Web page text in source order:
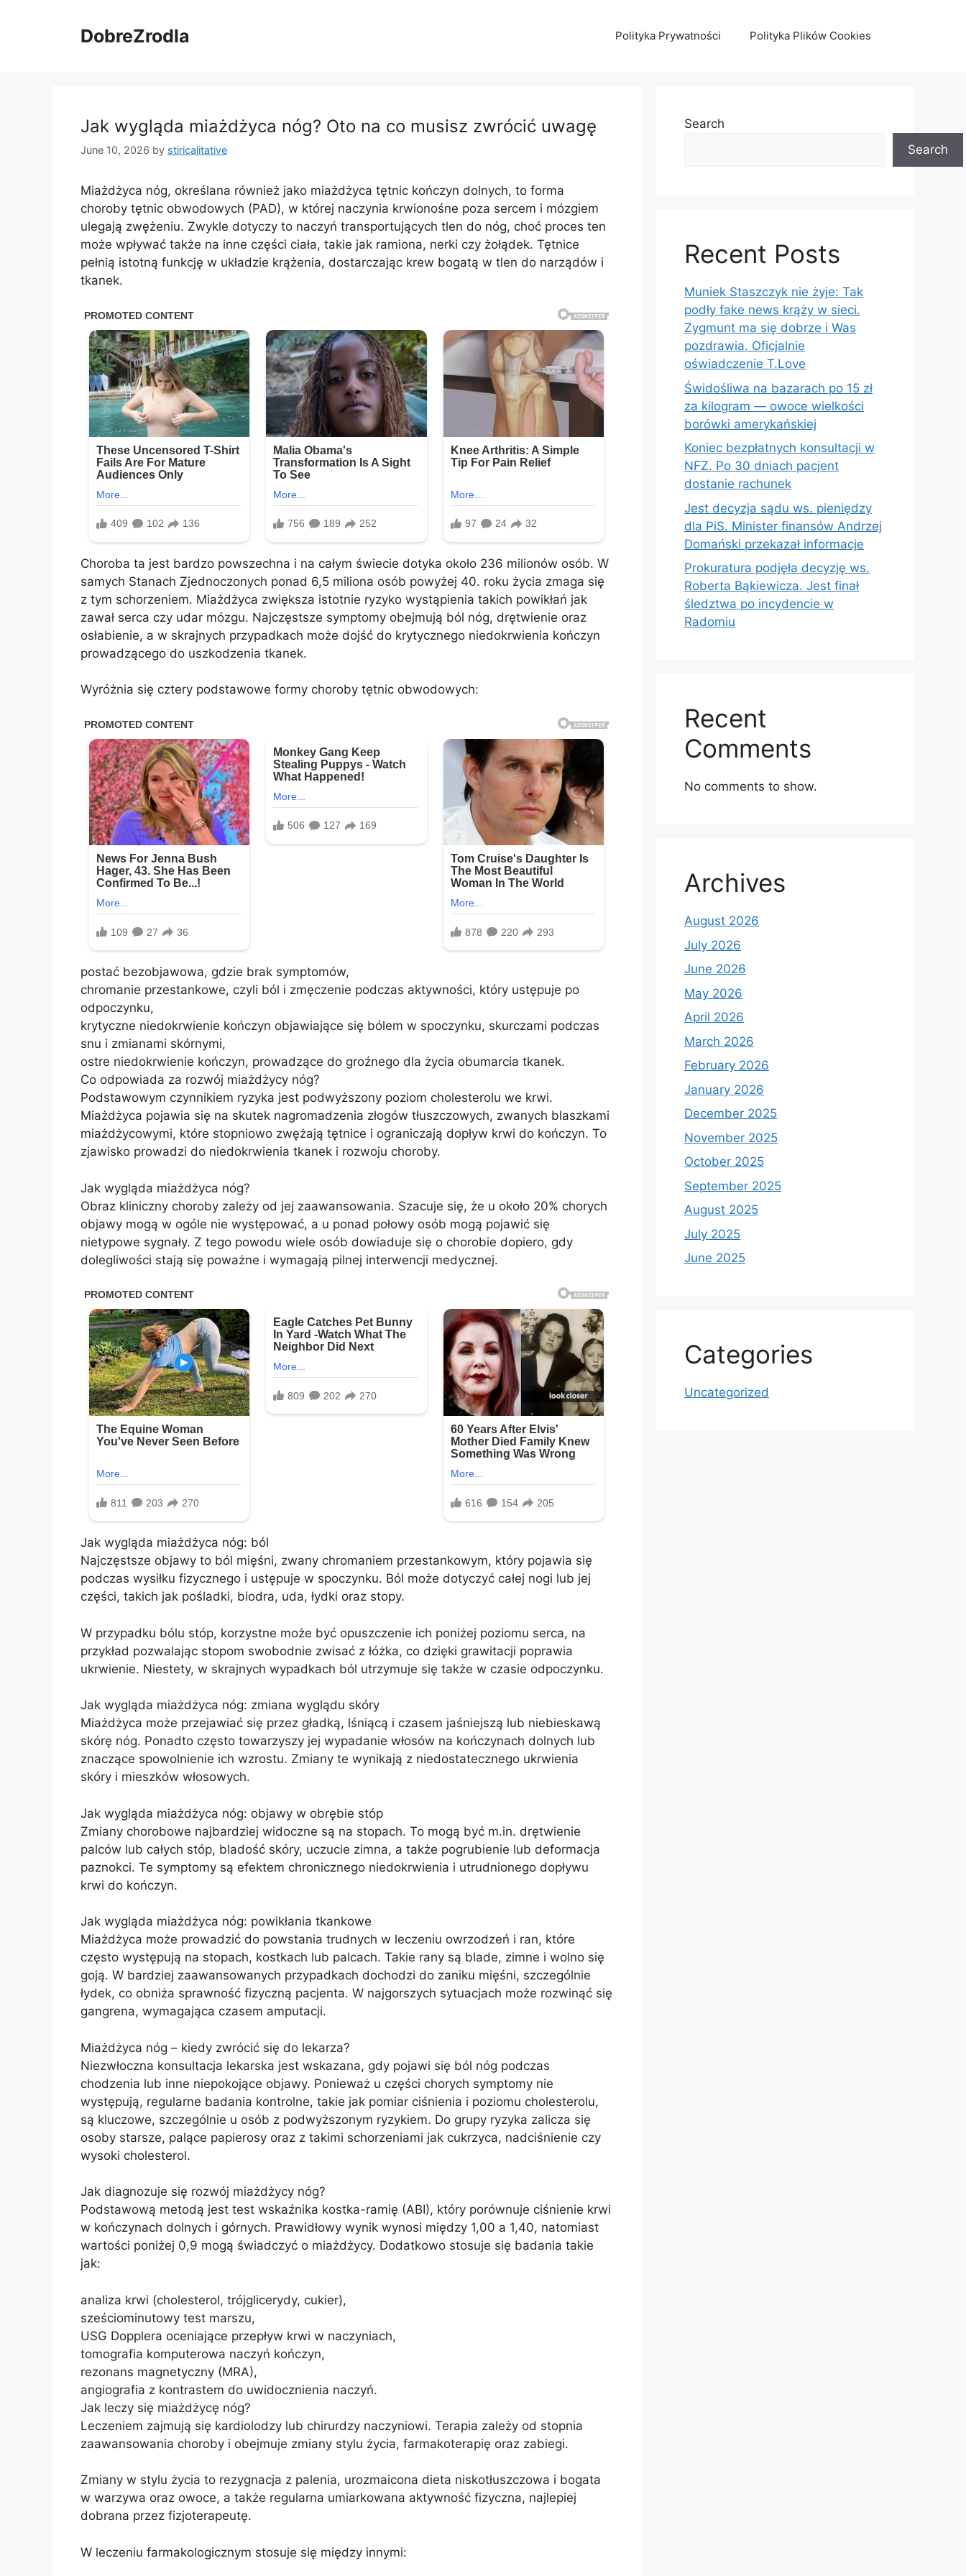
DobreZrodla Polityka Prywatności Polityka Plików Cookies
Jak wygląda miażdżyca nóg? Oto na co musisz zwrócić uwagę
June 10, 2026 by stiricalitative
Miażdżyca nóg, określana również jako miażdżyca tętnic kończyn dolnych, to forma
choroby tętnic obwodowych (PAD), w której naczynia krwionośne poza sercem i mózgiem
ulegają zwężeniu. Zwykle dotyczy to naczyń transportujących tlen do nóg, choć proces ten
może wpływać także na inne części ciała, takie jak ramiona, nerki czy żołądek. Tętnice
pełnią istotną funkcję w układzie krążenia, dostarczając krew bogatą w tlen do narządów i
tkanek.
Choroba ta jest bardzo powszechna i na całym świecie dotyka około 236 milionów osób. W
samych Stanach Zjednoczonych ponad 6,5 miliona osób powyżej 40. roku życia zmaga się
z tym schorzeniem. Miażdżyca zwiększa istotnie ryzyko wystąpienia takich powikłań jak
zawał serca czy udar mózgu. Najczęstsze symptomy obejmują ból nóg, drętwienie oraz
osłabienie, a w skrajnych przypadkach może dojść do krytycznego niedokrwienia kończyn
prowadzącego do uszkodzenia tkanek.
Wyróżnia się cztery podstawowe formy choroby tętnic obwodowych:
postać bezobjawowa, gdzie brak symptomów,
chromanie przestankowe, czyli ból i zmęczenie podczas aktywności, który ustępuje po
odpoczynku,
krytyczne niedokrwienie kończyn objawiające się bólem w spoczynku, skurczami podczas
snu i zmianami skórnymi,
ostre niedokrwienie kończyn, prowadzące do groźnego dla życia obumarcia tkanek.
Co odpowiada za rozwój miażdżycy nóg?
Podstawowym czynnikiem ryzyka jest podwyższony poziom cholesterolu we krwi.
Miażdżyca pojawia się na skutek nagromadzenia złogów tłuszczowych, zwanych blaszkami
miażdżycowymi, które stopniowo zwężają tętnice i ograniczają dopływ krwi do kończyn. To
zjawisko prowadzi do niedokrwienia tkanek i rozwoju choroby.
Jak wygląda miażdżyca nóg?
Obraz kliniczny choroby zależy od jej zaawansowania. Szacuje się, że u około 20% chorych
objawy mogą w ogóle nie występować, a u ponad połowy osób mogą pojawić się
nietypowe sygnały. Z tego powodu wiele osób dowiaduje się o chorobie dopiero, gdy
dolegliwości stają się poważne i wymagają pilnej interwencji medycznej.
Jak wygląda miażdżyca nóg: ból
Najczęstsze objawy to ból mięśni, zwany chromaniem przestankowym, który pojawia się
podczas wysiłku fizycznego i ustępuje w spoczynku. Ból może dotyczyć całej nogi lub jej
części, takich jak pośladki, biodra, uda, łydki oraz stopy.
W przypadku bólu stóp, korzystne może być opuszczenie ich poniżej poziomu serca, na
przykład pozwalając stopom swobodnie zwisać z łóżka, co dzięki grawitacji poprawia
ukrwienie. Niestety, w skrajnych wypadkach ból utrzymuje się także w czasie odpoczynku.
Jak wygląda miażdżyca nóg: zmiana wyglądu skóry
Miażdżyca może przejawiać się przez gładką, lśniącą i czasem jaśniejszą lub niebieskawą
skórę nóg. Ponadto często towarzyszy jej wypadanie włosów na kończynach dolnych lub
znaczące spowolnienie ich wzrostu. Zmiany te wynikają z niedostatecznego ukrwienia
skóry i mieszków włosowych.
Jak wygląda miażdżyca nóg: objawy w obrębie stóp
Zmiany chorobowe najbardziej widoczne są na stopach. To mogą być m.in. drętwienie
palców lub całych stóp, bladość skóry, uczucie zimna, a także pogrubienie lub deformacja
paznokci. Te symptomy są efektem chronicznego niedokrwienia i utrudnionego dopływu
krwi do kończyn.
Jak wygląda miażdżyca nóg: powikłania tkankowe
Miażdżyca może prowadzić do powstania trudnych w leczeniu owrzodzeń i ran, które
często występują na stopach, kostkach lub palcach. Takie rany są blade, zimne i wolno się
goją. W bardziej zaawansowanych przypadkach dochodzi do zaniku mięśni, szczególnie
łydek, co obniża sprawność fizyczną pacjenta. W najgorszych sytuacjach może rozwinąć się
gangrena, wymagająca czasem amputacji.
Miażdżyca nóg – kiedy zwrócić się do lekarza?
Niezwłoczna konsultacja lekarska jest wskazana, gdy pojawi się ból nóg podczas
chodzenia lub inne niepokojące objawy. Ponieważ u części chorych symptomy nie
występują, regularne badania kontrolne, takie jak pomiar ciśnienia i poziomu cholesterolu,
są kluczowe, szczególnie u osób z podwyższonym ryzykiem. Do grupy ryzyka zalicza się
osoby starsze, palące papierosy oraz z takimi schorzeniami jak cukrzyca, nadciśnienie czy
wysoki cholesterol.
Jak diagnozuje się rozwój miażdżycy nóg?
Podstawową metodą jest test wskaźnika kostka-ramię (ABI), który porównuje ciśnienie krwi
w kończynach dolnych i górnych. Prawidłowy wynik wynosi między 1,00 a 1,40, natomiast
wartości poniżej 0,9 mogą świadczyć o miażdżycy. Dodatkowo stosuje się badania takie
jak:
analiza krwi (cholesterol, trójglicerydy, cukier),
sześciominutowy test marszu,
USG Dopplera oceniające przepływ krwi w naczyniach,
tomografia komputerowa naczyń kończyn,
rezonans magnetyczny (MRA),
angiografia z kontrastem do uwidocznienia naczyń.
Jak leczy się miażdżycę nóg?
Leczeniem zajmują się kardiolodzy lub chirurdzy naczyniowi. Terapia zależy od stopnia
zaawansowania choroby i obejmuje zmiany stylu życia, farmakoterapię oraz zabiegi.
Zmiany w stylu życia to rezygnacja z palenia, urozmaicona dieta niskotłuszczowa i bogata
w warzywa oraz owoce, a także regularna umiarkowana aktywność fizyczna, najlepiej
dobrana przez fizjoterapeutę.
W leczeniu farmakologicznym stosuje się między innymi:
Search
Search
Recent Posts
Muniek Staszczyk nie żyje: Tak
podły fake news krąży w sieci.
Zygmunt ma się dobrze i Was
pozdrawia. Oficjalnie
oświadczenie T.Love
Świdośliwa na bazarach po 15 zł
za kilogram — owoce wielkości
borówki amerykańskiej
Koniec bezpłatnych konsultacji w
NFZ. Po 30 dniach pacjent
dostanie rachunek
Jest decyzja sądu ws. pieniędzy
dla PiS. Minister finansów Andrzej
Domański przekazał informacje
Prokuratura podjęła decyzję ws.
Roberta Bąkiewicza. Jest finał
śledztwa po incydencie w
Radomiu
Recent
Comments
No comments to show.
Archives
August 2026
July 2026
June 2026
May 2026
April 2026
March 2026
February 2026
January 2026
December 2025
November 2025
October 2025
September 2025
August 2025
July 2025
June 2025
Categories
Uncategorized